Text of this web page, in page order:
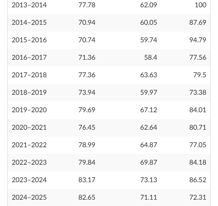
2013–2014 77.78 62.09 100
2014–2015 70.94 60.05 87.69
2015–2016 70.74 59.74 94.79
2016–2017 71.36 58.4 77.56
2017–2018 77.36 63.63 79.5
2018–2019 73.94 59.97 73.38
2019–2020 79.69 67.12 84.01
2020–2021 76.45 62.64 80.71
2021–2022 78.99 64.87 77.05
2022–2023 79.84 69.87 84.18
2023–2024 83.17 73.13 86.52
2024–2025 82.65 71.11 72.31